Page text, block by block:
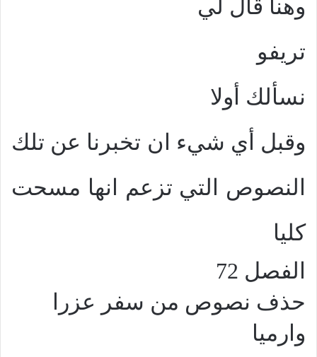
وهنا قال لي
تريفو
نسألك أولا
وقبل أي شيء ان تخبرنا عن تلك
النصوص التي تزعم انها مسحت
كليا
الفصل 72
حذف نصوص من سفر عزرا
وارميا